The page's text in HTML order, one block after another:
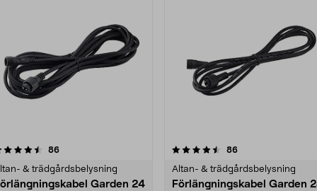
86recensioner
& trädgårdsbelysning
Garden 24
4.5 av 5 stjärnor 86recensioner
Altan- & trädgårdsbelysning
Förlängningskabel Garden
4.0 av 5 stjärnor